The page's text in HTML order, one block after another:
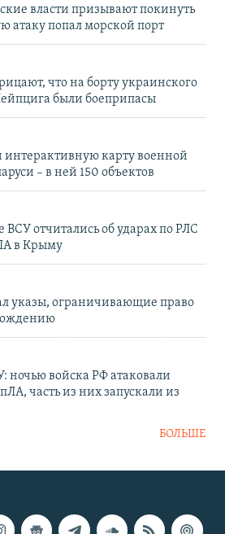
власти призывают покинуть
атаку попал морской порт
что на борту украинского
были боеприпасы
интерактивную карту военной
– в ней 150 объектов
ВСУ отчитались об ударах по РЛС
в Крыму
указы, ограничивающие право
ночью войска РФ атаковали
часть из них запускали из
БОЛЬШЕ